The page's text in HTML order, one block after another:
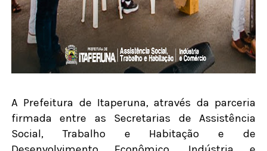
A Prefeitura de Itaperuna, através da parceria
firmada entre as Secretarias de Assistência
Social, Trabalho e Habitação e de